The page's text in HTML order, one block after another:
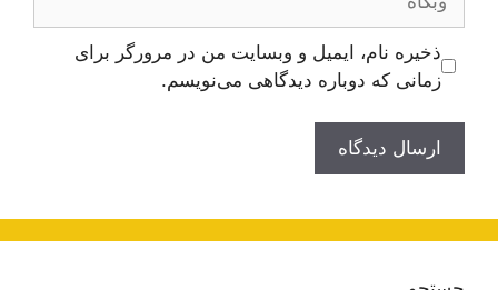
ذخیره نام، ایمیل و وبسایت من در مرورگر برای
زمانی که دوباره دیدگاهی می‌نویسم.